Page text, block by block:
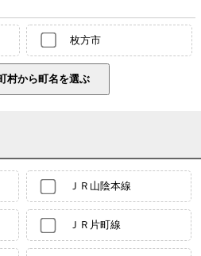
枚方市
ＪＲ山陰本線
ＪＲ片町線